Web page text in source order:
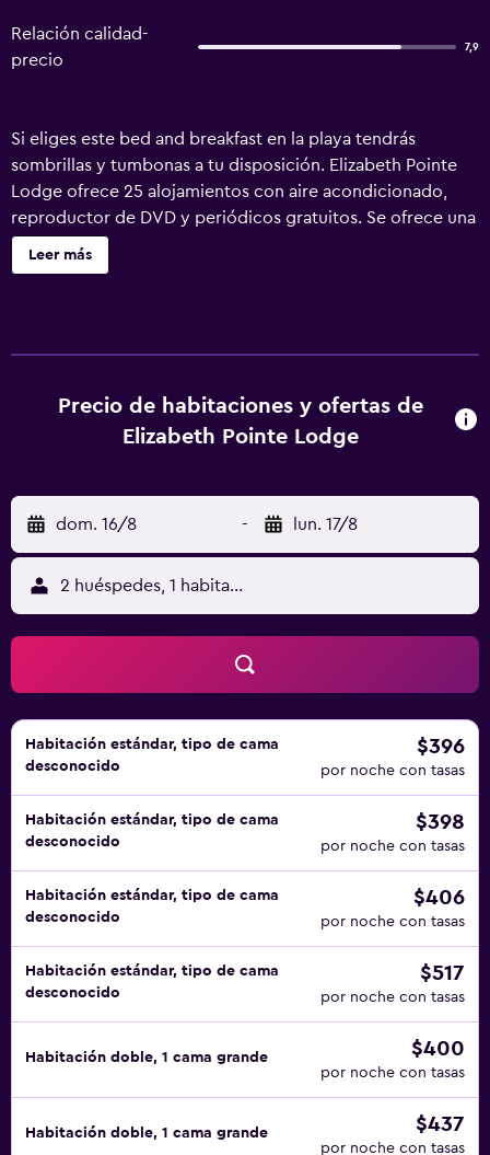
Relación calidad-
precio
7,9
Si eliges este bed and breakfast en la playa tendrás
sombrillas y tumbonas a tu disposición. Elizabeth Pointe
Lodge ofrece 25 alojamientos con aire acondicionado,
reproductor de DVD y periódicos gratuitos. Se ofrece una
televisión de pantalla plana con canales por cable de
suscripción. Los baños están equipados con ducha,
servicio de limpieza todos los días. Se pueden practicar
las actividades de ocio y esparcimiento que se indican
Leer más
Precio de habitaciones y ofertas de
Elizabeth Pointe Lodge
dom. 16/8 - lun. 17/8
2 huéspedes, 1 habitación
Habitación estándar, tipo de cama
desconocido
$396
por noche con tasas
Habitación estándar, tipo de cama
desconocido
$398
por noche con tasas
Habitación estándar, tipo de cama
desconocido
$406
por noche con tasas
Habitación estándar, tipo de cama
desconocido
$517
por noche con tasas
Habitación doble, 1 cama grande $400
por noche con tasas
Habitación doble, 1 cama grande $437
por noche con tasas